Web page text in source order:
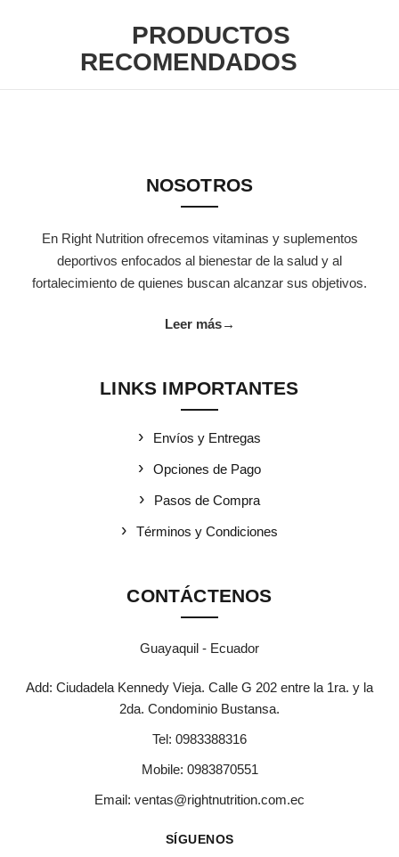
PRODUCTOS
RECOMENDADOS
NOSOTROS
En Right Nutrition ofrecemos vitaminas y suplementos
deportivos enfocados al bienestar de la salud y al
fortalecimiento de quienes buscan alcanzar sus objetivos.
Leer más→
LINKS IMPORTANTES
Envíos y Entregas
Opciones de Pago
Pasos de Compra
Términos y Condiciones
CONTÁCTENOS
Guayaquil - Ecuador
Add: Ciudadela Kennedy Vieja. Calle G 202 entre la 1ra. y la
2da. Condominio Bustansa.
Tel: 0983388316
Mobile: 0983870551
Email: ventas@rightnutrition.com.ec
SÍGUENOS